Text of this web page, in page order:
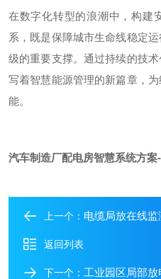
在数字化转型的浪潮中，构建
系，既是保障城市生命线稳定
级的重要支撑。通过持续的技
写着智慧能源管理的新篇章，
能。
汽车制造厂配电房智慧系统方案
上一个： 电缆局放在线
返回列表
下一个： 工业园区局部